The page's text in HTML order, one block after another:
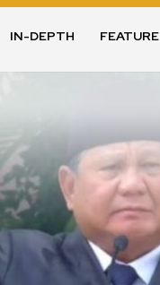
IN-DEPTH FEATURE